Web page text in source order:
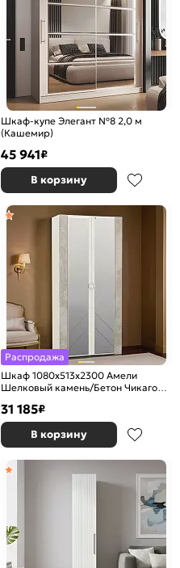
Шкаф-купе Элегант №8 2,0 м
(Кашемир)
45 941₽
В корзину
Распродажа
Шкаф 1080x513x2300 Амели
Шелковый камень/Бетон Чикаго
31 185₽
В корзину